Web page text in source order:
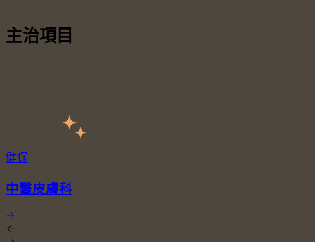
主治項目
健保
中醫皮膚科